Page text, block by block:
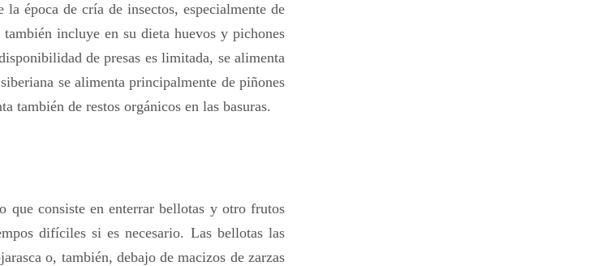
época de cría de insectos, especialmente de
incluye en su dieta huevos y pichones
de presas es limitada, se alimenta
se alimenta principalmente de piñones
también de restos orgánicos en las basuras.
que consiste en enterrar bellotas y otro frutos
difíciles si es necesario. Las bellotas las
o, también, debajo de macizos de zarzas